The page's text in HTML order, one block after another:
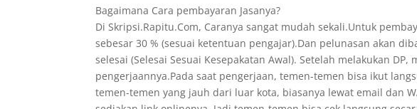
Bagaimana Cara pembayaran Jasanya?
Di Skripsi.Rapitu.Com, Caranya sangat mudah sekali.Untuk
sebesar 30 % (sesuai ketentuan pengajar).Dan pelunasan akan
selesai (Selesai Sesuai Kesepakatan Awal). Setelah melakukan
pengerjaannya.Pada saat pengerjaan, temen-temen bisa ikut
temen-temen yang jauh dari luar kota, biasanya lewat email dan